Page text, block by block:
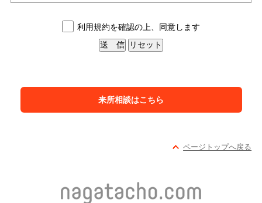
利用規約を確認の上、同意します
送 信
リセット
来所相談はこちら
ページトップへ戻る